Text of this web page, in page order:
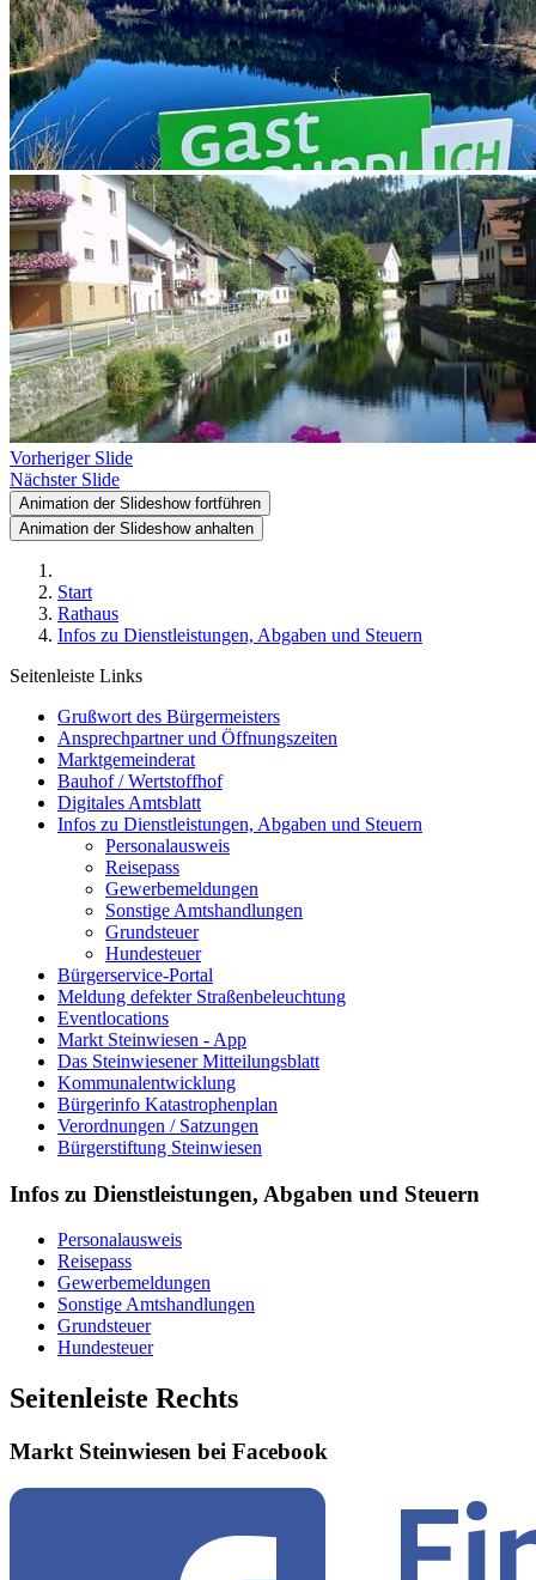
Vorheriger Slide
Nächster Slide
Animation der Slideshow fortführen
Animation der Slideshow anhalten
Start
Rathaus
Infos zu Dienstleistungen, Abgaben und Steuern
Seitenleiste Links
Grußwort des Bürgermeisters
Ansprechpartner und Öffnungszeiten
Marktgemeinderat
Bauhof / Wertstoffhof
Digitales Amtsblatt
Infos zu Dienstleistungen, Abgaben und Steuern
Personalausweis
Reisepass
Gewerbemeldungen
Sonstige Amtshandlungen
Grundsteuer
Hundesteuer
Bürgerservice-Portal
Meldung defekter Straßenbeleuchtung
Eventlocations
Markt Steinwiesen - App
Das Steinwiesener Mitteilungsblatt
Kommunalentwicklung
Bürgerinfo Katastrophenplan
Verordnungen / Satzungen
Bürgerstiftung Steinwiesen
Infos zu Dienstleistungen, Abgaben und Steuern
Personalausweis
Reisepass
Gewerbemeldungen
Sonstige Amtshandlungen
Grundsteuer
Hundesteuer
Seitenleiste Rechts
Markt Steinwiesen bei Facebook